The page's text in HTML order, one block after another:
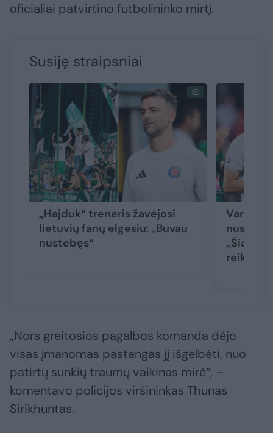
oficialiai patvirtino futbolininko mirtį.
Susiję straipsniai
„Hajduk“ treneris žavėjosi
lietuvių fanų elgesiu: „Buvau
nustebęs“
reikia
„Nors greitosios pagalbos komanda dėjo
visas įmanomas pastangas jį išgelbėti, nuo
patirtų sunkių traumų vaikinas mirė“, –
komentavo policijos viršininkas Thunas
Sirikhuntas.